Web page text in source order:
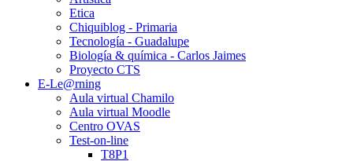
Etica
Chiquiblog - Primaria
Tecnología - Guadalupe
Biología & química - Carlos Jaimes
Proyecto CTS
E-Le@rning
Aula virtual Chamilo
Aula virtual Moodle
Centro OVAS
Test-on-line
T8P1